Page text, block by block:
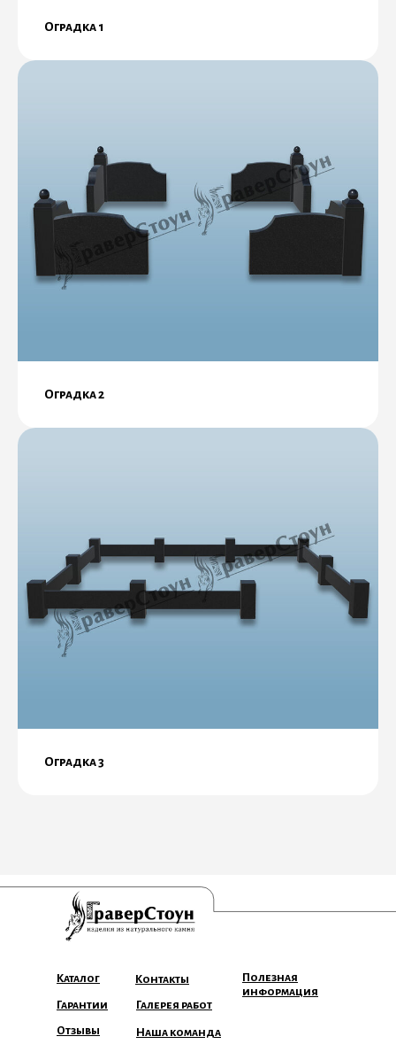
Оградка 1
Оградка 2
Оградка 3
Наша команда
Галерея работ
Контакты
Отзывы
Гарантии
Каталог
Полезная
информация